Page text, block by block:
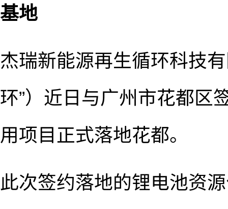
基地
杰瑞新能源再生循环科技
环”）近日与广州市花都区
用项目正式落地花都。
此次签约落地的锂电池资